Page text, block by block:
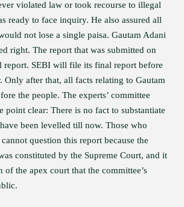
violated law or took recourse to illegal
ready to face inquiry. He also assured all
not lose a single paisa. Gautam Adani
right. The report that was submitted on
report. SEBI will file its final report before
Only after that, all facts relating to Gautam
the people. The experts’ committee
point clear: There is no fact to substantiate
been levelled till now. Those who
question this report because the
constituted by the Supreme Court, and it
of the apex court that the committee’s